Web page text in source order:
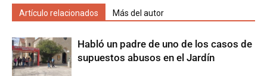
Artículo relacionados Más del autor
Habló un padre de uno de los casos de
supuestos abusos en el Jardín